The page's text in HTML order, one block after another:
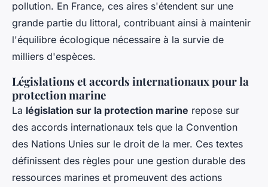
pollution. En France, ces aires s'étendent sur une
grande partie du littoral, contribuant ainsi à maintenir
l'équilibre écologique nécessaire à la survie de
milliers d'espèces.
Législations et accords internationaux pour la
protection marine
La législation sur la protection marine repose sur
des accords internationaux tels que la Convention
des Nations Unies sur le droit de la mer. Ces textes
définissent des règles pour une gestion durable des
ressources marines et promeuvent des actions